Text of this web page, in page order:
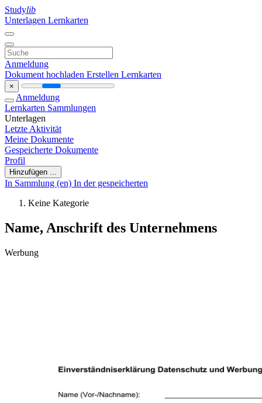
Studylib
Unterlagen Lernkarten
Anmeldung
Dokument hochladen Erstellen Lernkarten
×
Anmeldung
Lernkarten Sammlungen
Unterlagen
Letzte Aktivität
Meine Dokumente
Gespeicherte Dokumente
Profil
Hinzufügen ...
In Sammlung (en) In der gespeicherten
Keine Kategorie
Name, Anschrift des Unternehmens
Werbung